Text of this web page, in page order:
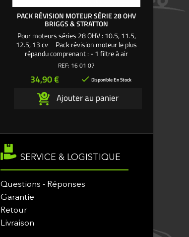
PACK RÉVISION MOTEUR SÉRIE 28 OHV
BRIGGS & STRATTON
Pour moteurs séries 28 OHV : 10.5, 11.5,
12.5, 13 cv Pack révision moteur le plus
répandu comprenant : - 1 filtre à air
longueur 182 mm - largeur 52/70 mm -
- 1 filtre à essence rouge ou blanc - 1 bougie
Une création exclusive L'autoporté.com ®
REF: 16 01 07
Prix
34,90 €  Disponible En Stock
Ajouter au panier
SERVICE & LOGISTIQUE
Questions - Réponses
Garantie
Retour
Livraison